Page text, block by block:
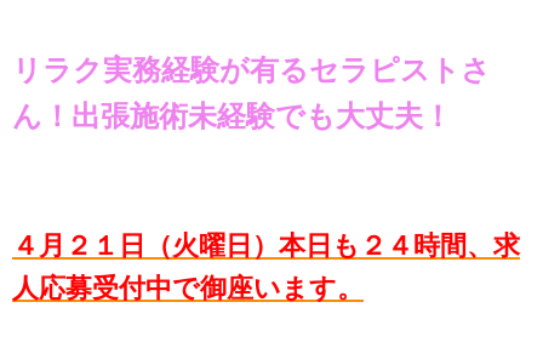
リラク実務経験が有るセラピストさ
ん！出張施術未経験でも大丈夫！
４月２１日（火曜日）本日も２４時間、求
人応募受付中で御座います。